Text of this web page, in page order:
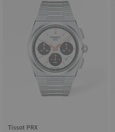
Tissot PRX